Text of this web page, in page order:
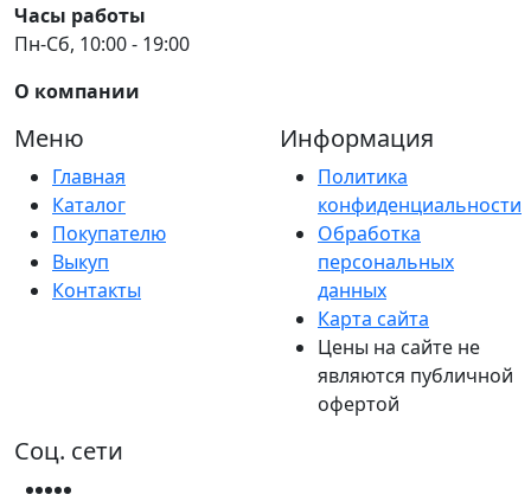
Часы работы
Пн-Сб, 10:00 - 19:00
О компании
Меню
Главная
Каталог
Покупателю
Выкуп
Контакты
Информация
Политика
конфиденциальности
Обработка
персональных
данных
Карта сайта
Цены на сайте не
являются публичной
офертой
Соц. сети